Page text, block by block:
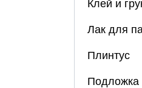
Клей и
Лак для
Плинтус
Подложка